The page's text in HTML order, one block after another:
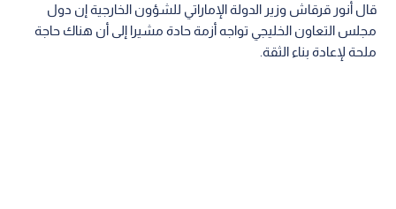
قال أنور قرقاش وزير الدولة الإماراتي للشؤون الخارجية إن دول
مجلس التعاون الخليجي تواجه أزمة حادة مشيرا إلى أن هناك حاجة
ملحة لإعادة بناء الثقة.